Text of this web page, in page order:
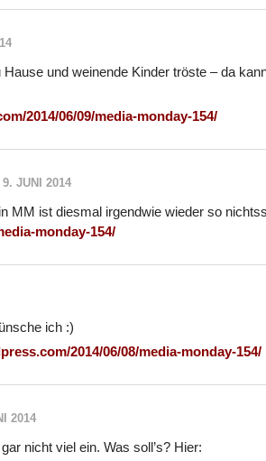
und weinende Kinder tröste – da
2014/06/09/media-monday-154/
9. JUNI 2014
MM ist diesmal irgendwie wieder so
monday-154/
ich :)
2014/06/08/media-monday-154/
2014
nicht viel ein. Was soll’s? Hier: